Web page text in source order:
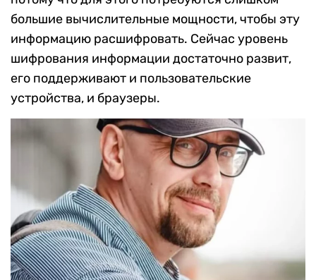
большие вычислительные мощности, чтобы эту
информацию расшифровать. Сейчас уровень
шифрования информации достаточно развит,
его поддерживают и пользовательские
устройства, и браузеры.